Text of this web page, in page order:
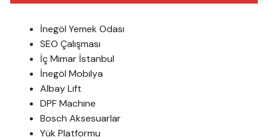
İnegöl Yemek Odası
SEO Çalışması
İç Mimar İstanbul
İnegöl Mobilya
Albay Lift
DPF Machine
Bosch Aksesuarlar
Yük Platformu